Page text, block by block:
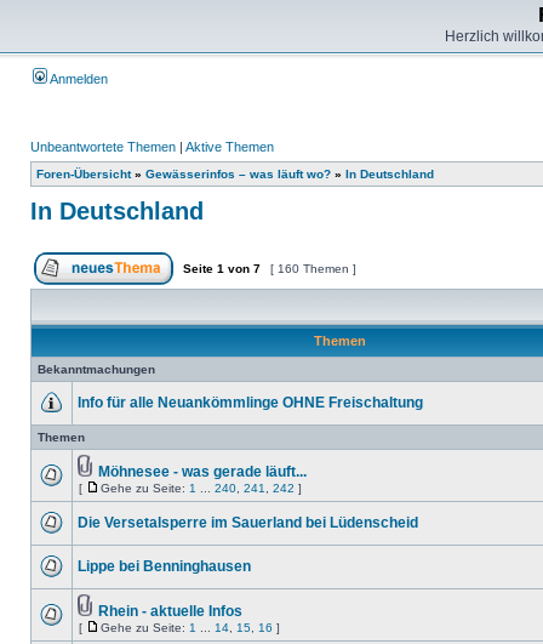
Herzlich
Anmelden
Unbeantwortete Themen | Aktive Themen
Foren-Übersicht» Gewässerinfos – was läuft wo? » In Deutschland
In Deutschland
Seite 1 von 7 [ 160 Themen ]
Themen
Bekanntmachungen
Info für alle Neuankömmlinge OHNE Freischaltung
Themen
Möhnesee - was gerade läuft...
[ Gehe zu Seite: 1 240 241 242 ]
Die Versetalsperre im Sauerland bei Lüdenscheid
Lippe bei Benninghausen
Rhein - aktuelle Infos
[ Gehe zu Seite: 1 14 15 16 ]